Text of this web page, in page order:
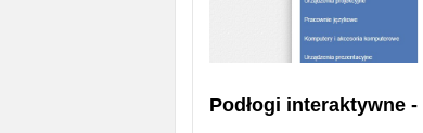
Podłogi interaktywne